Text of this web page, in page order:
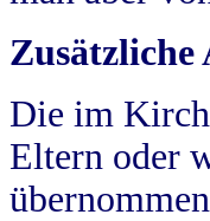
Zusätzliche
Die im
Eltern oder